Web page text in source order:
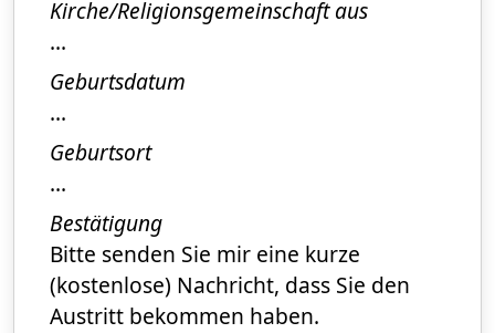
Kirche/Religionsgemeinschaft aus
...
Geburtsdatum
...
Geburtsort
...
Bestätigung
Bitte senden Sie mir eine kurze
(kostenlose) Nachricht, dass Sie den
Austritt bekommen haben.